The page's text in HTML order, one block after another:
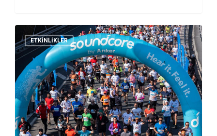
ETKINLIKLER